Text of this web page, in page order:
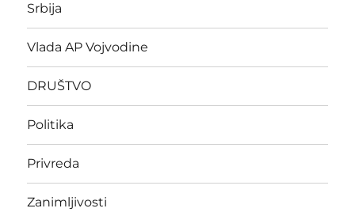
Srbija
Vlada AP Vojvodine
DRUŠTVO
Politika
Privreda
Zanimljivosti